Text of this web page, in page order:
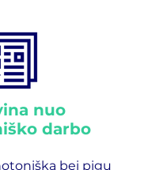
nuo
darbo
bei pigų